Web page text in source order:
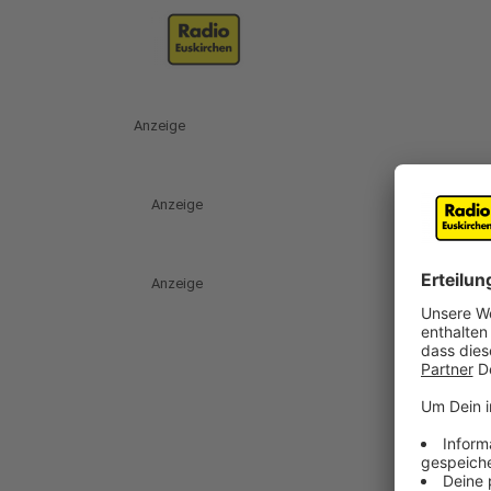
Anzeige
Anzeige
Anzeige